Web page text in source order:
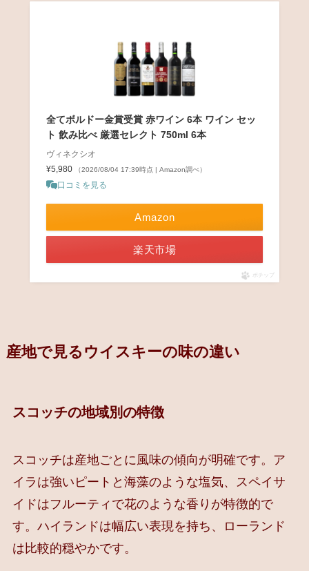
全てボルドー金賞受賞 赤ワイン 6本 ワイン セッ
ト 飲み比べ 厳選セレクト 750ml 6本
ヴィネクシオ
¥5,980
（2026/08/04 17:39時点 | Amazon調べ）
口コミを見る
Amazon
楽天市場
ポチップ
産地で見るウイスキーの味の違い
スコッチの地域別の特徴
スコッチは産地ごとに風味の傾向が明確です。ア
イラは強いピートと海藻のような塩気、スペイサ
イドはフルーティで花のような香りが特徴的で
す。ハイランドは幅広い表現を持ち、ローランド
は比較的穏やかです。